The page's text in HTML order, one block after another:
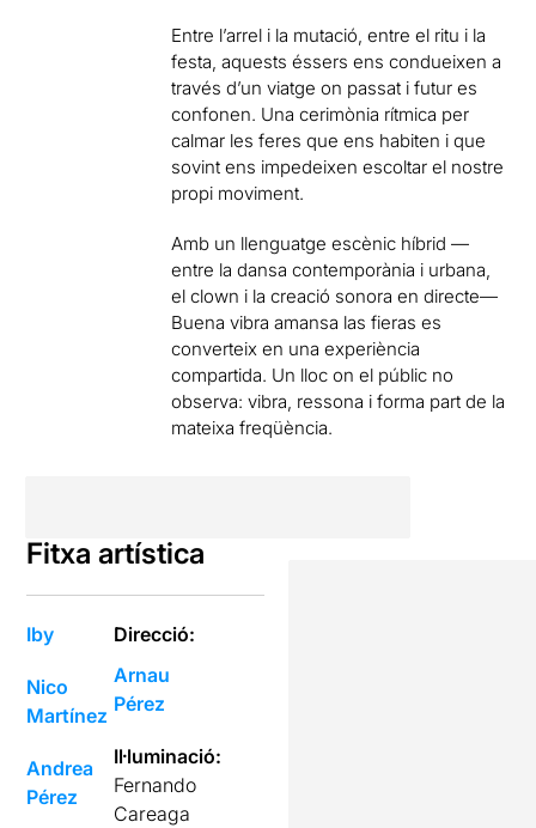
Entre l’arrel i la mutació, entre el ritu i la
festa, aquests éssers ens condueixen a
través d’un viatge on passat i futur es
confonen. Una cerimònia rítmica per
calmar les feres que ens habiten i que
sovint ens impedeixen escoltar el nostre
propi moviment.
Amb un llenguatge escènic híbrid —
entre la dansa contemporània i urbana,
el clown i la creació sonora en directe—
Buena vibra amansa las fieras es
converteix en una experiència
compartida. Un lloc on el públic no
observa: vibra, ressona i forma part de la
mateixa freqüència.
Fitxa artística
Iby
Nico
Martínez
Andrea
Pérez
Direcció:
Arnau
Pérez
Il·luminació:
Fernando
Careaga